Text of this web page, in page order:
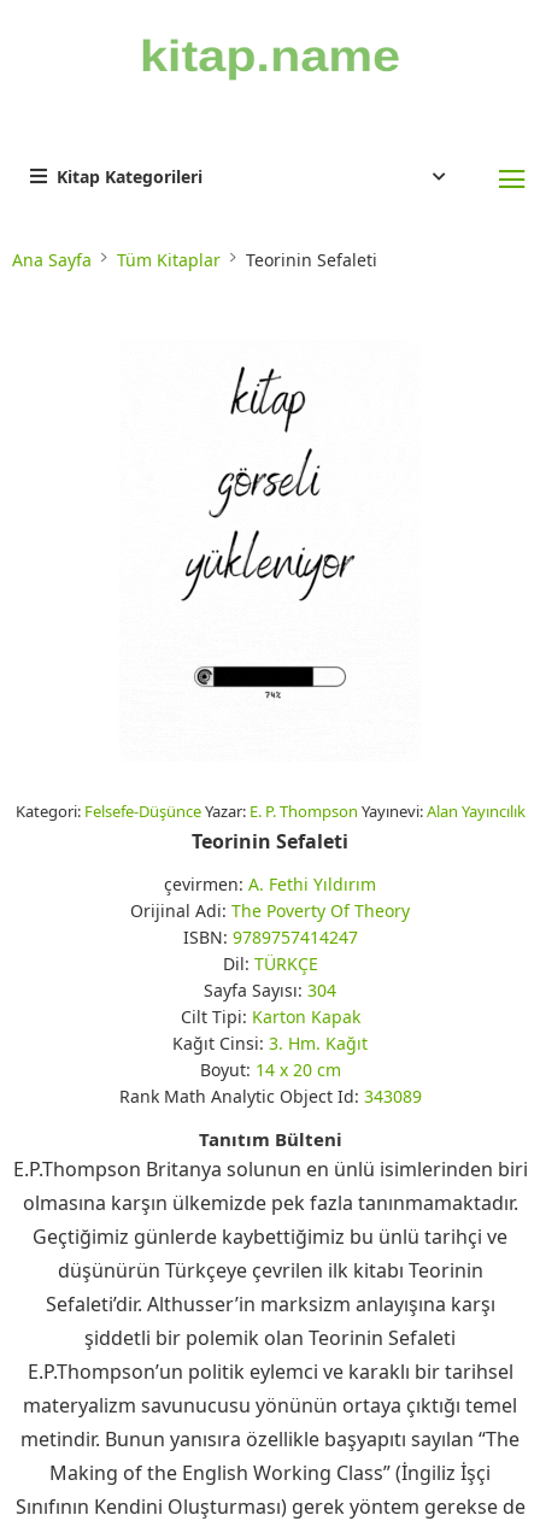
Kitap Kategorileri
Ana Sayfa Tüm Kitaplar Teorinin Sefaleti
Kategori: Felsefe-DüşünceYazar: E. P. Thompson Yayınevi:Alan Yayıncılık
Teorinin Sefaleti
çevirmen: A. Fethi Yıldırım
Orijinal Adi: The Poverty Of Theory
ISBN: 9789757414247
Dil: TÜRKÇE
Sayfa Sayısı: 304
Cilt Tipi: Karton Kapak
Kağıt Cinsi: 3. Hm. Kağıt
Boyut: 14 x 20 cm
Rank Math Analytic Object Id: 343089
Tanıtım Bülteni
E.P.Thompson Britanya solunun en ünlü isimlerinden biri
olmasına karşın ülkemizde pek fazla tanınmamaktadır.
Geçtiğimiz günlerde kaybettiğimiz bu ünlü tarihçi ve
düşünürün Türkçeye çevrilen ilk kitabı Teorinin
Sefaleti’dir. Althusser’in marksizm anlayışına karşı
şiddetli bir polemik olan Teorinin Sefaleti
E.P.Thompson’un politik eylemci ve karaklı bir tarihsel
materyalizm savunucusu yönünün ortaya çıktığı temel
metindir. Bunun yanısıra özellikle başyapıtı sayılan “The
Making of the English Working Class” (İngiliz İşçi
Sınıfının Kendini Oluşturması) gerek yöntem gerekse de